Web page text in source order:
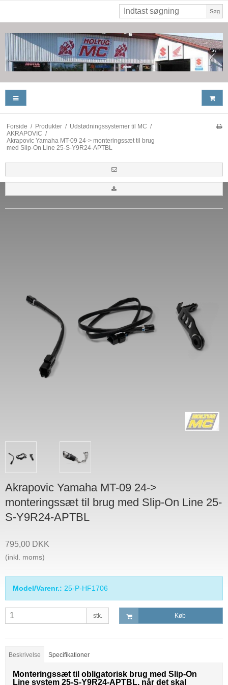
Søg
Forside / Produkter / Udstødningssystemer til MC /
AKRAPOVIC /
Akrapovic Yamaha MT-09 24-> monteringssæt til brug
med Slip-On Line 25-S-Y9R24-APTBL
Akrapovic Yamaha MT-09 24->
monteringssæt til brug med Slip-On Line 25-
S-Y9R24-APTBL
795,00 DKK
(inkl. moms)
Model/Varenr.: 25-P-HF1706
stk. Køb
Beskrivelse Specifikationer
Monteringssæt til obligatorisk brug med Slip-On
Line system 25-S-Y9R24-APTBL, når det skal